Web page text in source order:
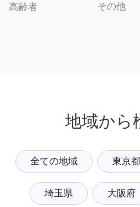
高齢者 その他
地域から
全ての地域 東京都
埼玉県 大阪府